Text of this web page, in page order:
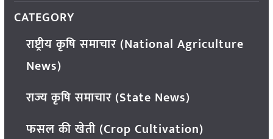
CATEGORY
राष्ट्रीय कृषि समाचार (National Agriculture
News)
राज्य कृषि समाचार (State News)
फसल की खेती (Crop Cultivation)